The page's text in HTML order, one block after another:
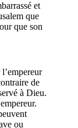
et
que
que son
de
à Dieu.
ou